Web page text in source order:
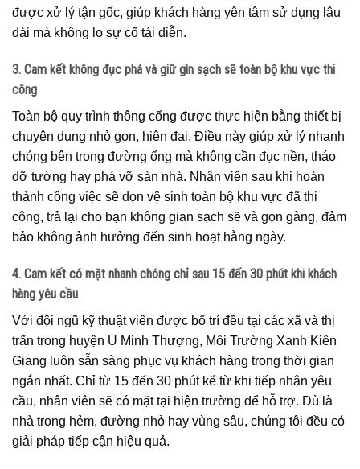
được xử lý tận gốc, giúp khách hàng yên tâm sử dụng lâu
dài mà không lo sự cố tái diễn.
3. Cam kết không đục phá và giữ gìn sạch sẽ toàn bộ khu vực thi
công
Toàn bộ quy trình thông cống được thực hiện bằng thiết bị
chuyên dụng nhỏ gọn, hiện đại. Điều này giúp xử lý nhanh
chóng bên trong đường ống mà không cần đục nền, tháo
dỡ tường hay phá vỡ sàn nhà. Nhân viên sau khi hoàn
thành công việc sẽ dọn vệ sinh toàn bộ khu vực đã thi
công, trả lại cho bạn không gian sạch sẽ và gọn gàng, đảm
bảo không ảnh hưởng đến sinh hoạt hằng ngày.
4. Cam kết có mặt nhanh chóng chỉ sau 15 đến 30 phút khi khách
hàng yêu cầu
Với đội ngũ kỹ thuật viên được bố trí đều tại các xã và thị
trấn trong huyện U Minh Thượng, Môi Trường Xanh Kiên
Giang luôn sẵn sàng phục vụ khách hàng trong thời gian
ngắn nhất. Chỉ từ 15 đến 30 phút kể từ khi tiếp nhận yêu
cầu, nhân viên sẽ có mặt tại hiện trường để hỗ trợ. Dù là
nhà trong hẻm, đường nhỏ hay vùng sâu, chúng tôi đều có
giải pháp tiếp cận hiệu quả.